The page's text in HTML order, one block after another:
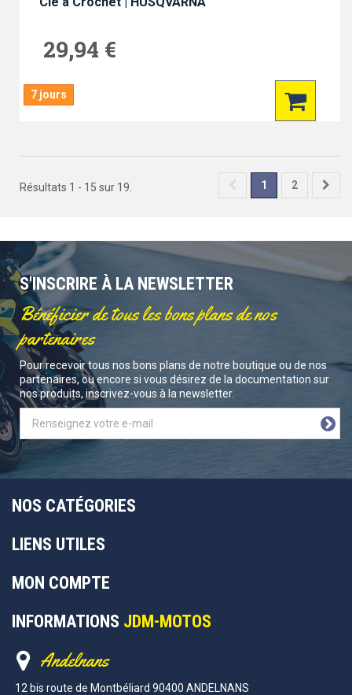
29,94 €
7 jours
1 2
Résultats 1 - 15 sur 19.
S'INSCRIRE À LA NEWSLETTER
Bénéficier de tous les bons plans de nos
partenaires
Pour recevoir tous nos bons plans de notre boutique ou de nos
partenaires, ou encore si vous désirez de la documentation sur
nos produits, inscrivez-vous à la newsletter.
NOS CATÉGORIES
LIENS UTILES
MON COMPTE
INFORMATIONS JDM-MOTOS
Andelnans
12 bis route de Montbéliard 90400 ANDELNANS